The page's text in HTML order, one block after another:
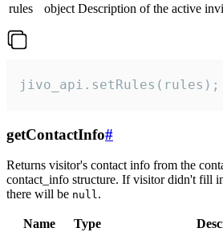
rules
object Description of the active
jivo_api.setRules(rules);
getContactInfo#
Returns visitor's contact info from the
contact_info structure. If visitor didn't fill
there will be null.
Name Type